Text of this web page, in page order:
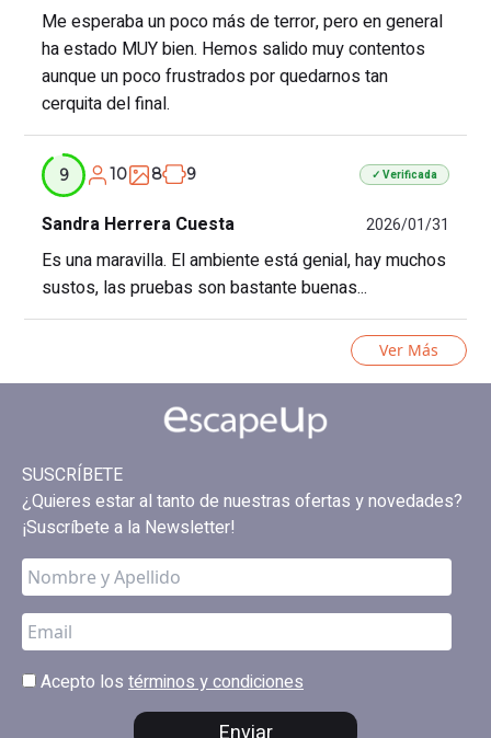
Me esperaba un poco más de terror, pero en general
ha estado MUY bien. Hemos salido muy contentos
aunque un poco frustrados por quedarnos tan
cerquita del final.
9 10 8 9 ✓ Verificada
Sandra Herrera Cuesta 2026/01/31
Es una maravilla. El ambiente está genial, hay muchos
sustos, las pruebas son bastante buenas...
Ver Más
SUSCRÍBETE
¿Quieres estar al tanto de nuestras ofertas y novedades?
¡Suscríbete a la Newsletter!
Acepto los términos y condiciones